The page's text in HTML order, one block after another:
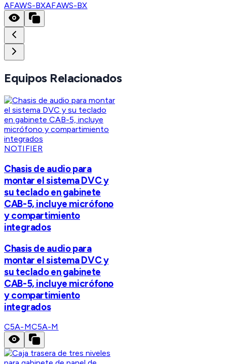
AFAWS-BXAFAWS-BX
Equipos Relacionados
NOTIFIER
Chasis de audio para
montar el sistema DVC y
su teclado en gabinete
CAB-5, incluye micrófono
y compartimiento
integrados
Chasis de audio para
montar el sistema DVC y
su teclado en gabinete
CAB-5, incluye micrófono
y compartimiento
integrados
C5A-MC5A-M